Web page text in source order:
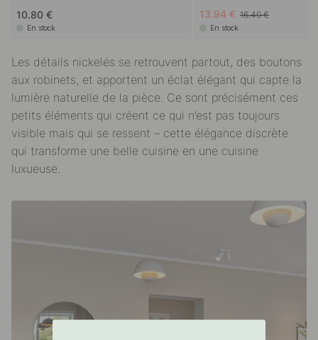
10.80 €
En stock
13.94 € 16.40 €
En stock
Les détails nickelés se retrouvent partout, des boutons
aux robinets, et apportent un éclat élégant qui capte la
lumière naturelle de la pièce. Ce sont précisément ces
petits éléments qui créent ce qui n’est pas toujours
visible mais qui se ressent – cette élégance discrète
qui transforme une belle cuisine en une cuisine
luxueuse.